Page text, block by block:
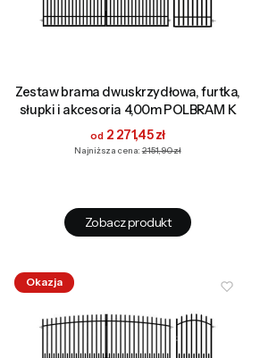
Zestaw brama dwuskrzydłowa, furtka,
słupki i akcesoria 4,00m POLBRAM K
Cena promocyjna
2 271,45 zł
Najniższa cena: 2 151,90 zł
Zobacz produkt
Okazja